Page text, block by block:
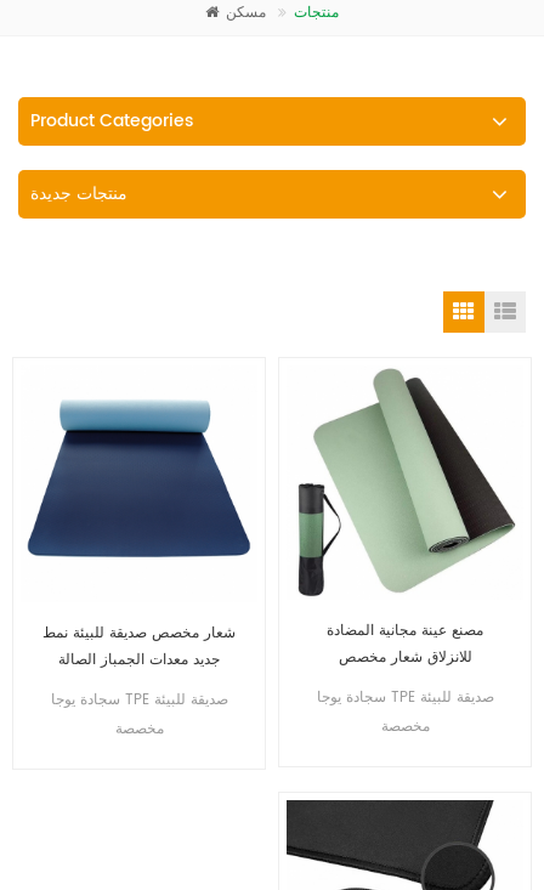
مسكن منتجات
Product Categories
منتجات جديدة
شعار مخصص صديقة للبيئة نمط
جديد معدات الجمباز الصالة
tpe اليوغا حصيرة
سجادة يوجا TPE صديقة للبيئة
مخصصة
مصنع عينة مجانية المضادة
للانزلاق شعار مخصص
tpe حصيرة اليوغا المطاط
الطبيعي
سجادة يوجا TPE صديقة للبيئة
مخصصة